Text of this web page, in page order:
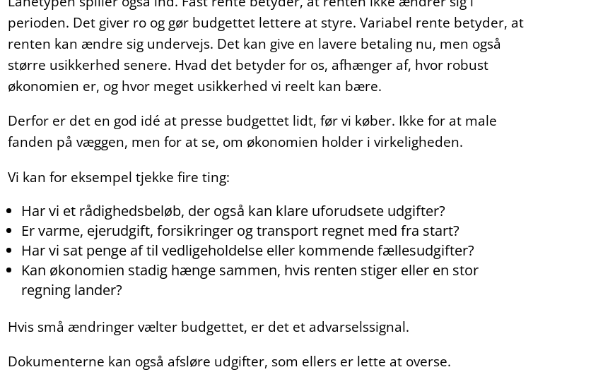
perioden. Det giver ro og gør budgettet lettere at styre. Variabel rente betyder, at
renten kan ændre sig undervejs. Det kan give en lavere betaling nu, men også
større usikkerhed senere. Hvad det betyder for os, afhænger af, hvor robust
økonomien er, og hvor meget usikkerhed vi reelt kan bære.
Derfor er det en god idé at presse budgettet lidt, før vi køber. Ikke for at male
fanden på væggen, men for at se, om økonomien holder i virkeligheden.
Vi kan for eksempel tjekke fire ting:
Har vi et rådighedsbeløb, der også kan klare uforudsete udgifter?
Er varme, ejerudgift, forsikringer og transport regnet med fra start?
Har vi sat penge af til vedligeholdelse eller kommende fællesudgifter?
Kan økonomien stadig hænge sammen, hvis renten stiger eller en stor
regning lander?
Hvis små ændringer vælter budgettet, er det et advarselssignal.
Dokumenterne kan også afsløre udgifter, som ellers er lette at overse.